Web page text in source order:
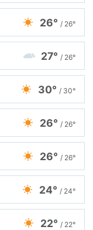
26° / 26°
27° / 26°
30° / 30°
26° / 26°
26° / 26°
24° / 24°
22° / 22°